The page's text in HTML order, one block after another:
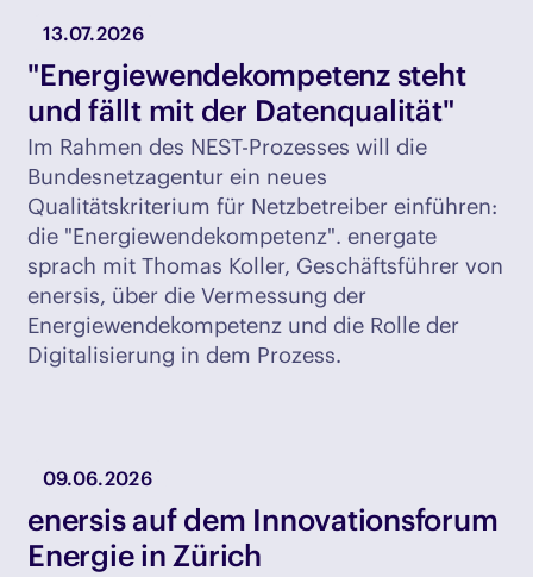
13.07.2026
"Energiewendekompetenz steht
und fällt mit der Datenqualität"
Im Rahmen des NEST-Prozesses will die
Bundesnetzagentur ein neues
Qualitätskriterium für Netzbetreiber einführen:
die "Energiewendekompetenz". energate
sprach mit Thomas Koller, Geschäftsführer von
enersis, über die Vermessung der
Energiewendekompetenz und die Rolle der
Digitalisierung in dem Prozess.
09.06.2026
enersis auf dem Innovationsforum
Energie in Zürich